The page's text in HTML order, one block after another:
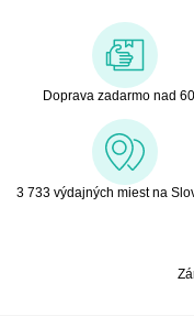
Doprava zadarmo nad
3 733 výdajných miest na